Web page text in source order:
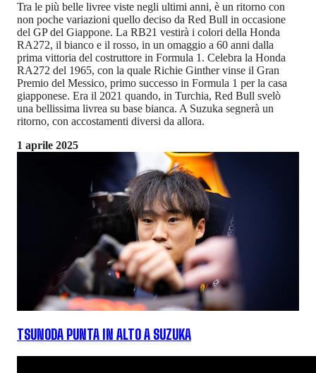
Tra le più belle livree viste negli ultimi anni, è un ritorno con
non poche variazioni quello deciso da Red Bull in occasione
del GP del Giappone. La RB21 vestirà i colori della Honda
RA272, il bianco e il rosso, in un omaggio a 60 anni dalla
prima vittoria del costruttore in Formula 1. Celebra la Honda
RA272 del 1965, con la quale Richie Ginther vinse il Gran
Premio del Messico, primo successo in Formula 1 per la casa
giapponese. Era il 2021 quando, in Turchia, Red Bull svelò
una bellissima livrea su base bianca. A Suzuka segnerà un
ritorno, con accostamenti diversi da allora.
1 aprile 2025
TSUNODA PUNTA IN ALTO A SUZUKA